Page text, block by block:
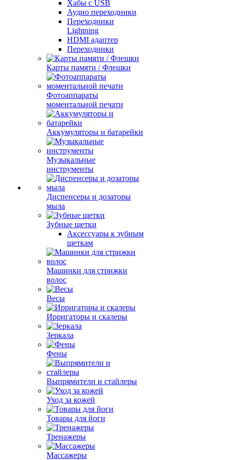
Хабы с USB
Аудио переходники
Переходники
Lightning
HDMI адаптер
Переходники
Карты памяти / Флешки
Фотоаппараты
моментальной печати
Аккумуляторы и батарейки
Музыкальные
инструменты
Диспенсеры и дозаторы
мыла
Зубные щетки
Аксессуары к зубным
щеткам
Машинки для стрижки
волос
Весы
Ирригаторы и скалеры
Зеркала
Фены
Выпрямители и стайлеры
Уход за кожей
Товары для йоги
Тренажеры
Массажеры